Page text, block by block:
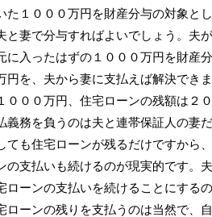
た１０００万円を財産分与の対象と
と妻で分与すればよいでしょう。夫
入ったはずの１０００万円を財産分
円を、夫から妻に支払えば解決できま
０００万円、住宅ローンの残額は２
義務を負うのは夫と連帯保証人の妻
ても住宅ローンが残るだけですから
の支払いも続けるのが現実的です。
ローンの支払いを続けることにする
ローンの残りを支払うのは当然で、